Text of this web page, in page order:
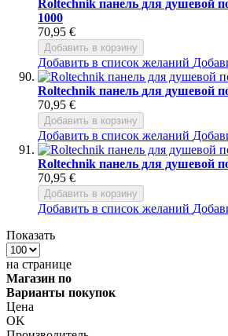
Roltechnik панель для душевой
1000
70,95 €
Добавить в корзину
Добавить в список желаний
Roltechnik панель для душевой
70,95 €
Добавить в корзину
Добавить в список желаний
Roltechnik панель для душевой
70,95 €
Добавить в корзину
Добавить в список желаний
Показать
на странице
Магазин по
Варианты покупок
Цена
OK